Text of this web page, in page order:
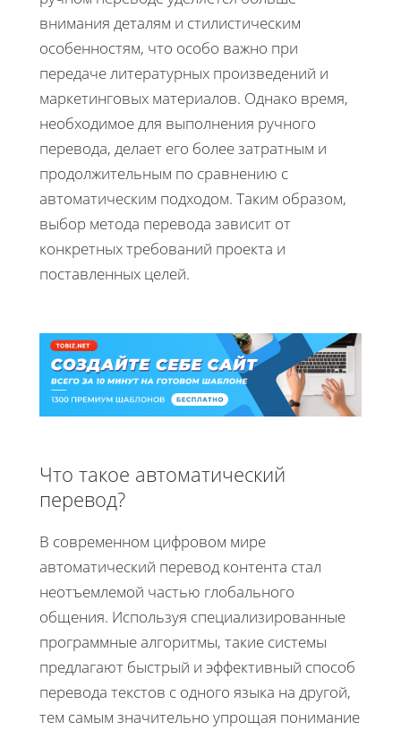
внимания деталям и стилистическим
особенностям, что особо важно при
передаче литературных произведений и
маркетинговых материалов. Однако время,
необходимое для выполнения ручного
перевода, делает его более затратным и
продолжительным по сравнению с
автоматическим подходом. Таким образом,
выбор метода перевода зависит от
конкретных требований проекта и
поставленных целей.
Что такое автоматический
перевод?
В современном цифровом мире
автоматический перевод контента стал
неотъемлемой частью глобального
общения. Используя специализированные
программные алгоритмы, такие системы
предлагают быстрый и эффективный способ
перевода текстов с одного языка на другой,
тем самым значительно упрощая понимание